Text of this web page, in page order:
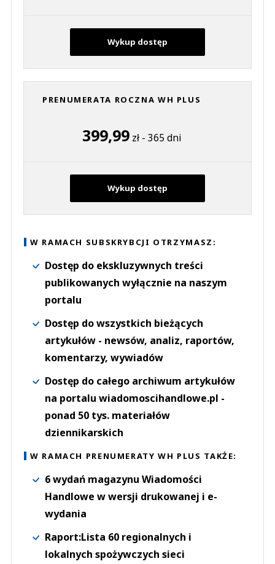
Wykup dostęp
PRENUMERATA ROCZNA WH PLUS
399,99zł - 365 dni
Wykup dostęp
W RAMACH SUBSKRYBCJI OTRZYMASZ:
Dostęp do ekskluzywnych treści
publikowanych wyłącznie na naszym
portalu
Dostęp do wszystkich bieżących
artykułów - newsów, analiz, raportów,
komentarzy, wywiadów
Dostęp do całego archiwum artykułów
na portalu wiadomoscihandlowe.pl -
ponad 50 tys. materiałów
dziennikarskich
W RAMACH PRENUMERATY WH PLUS TAKŻE:
6 wydań magazynu Wiadomości
Handlowe w wersji drukowanej i e-
wydania
Raport:Lista 60 regionalnych i
lokalnych spożywczych sieci